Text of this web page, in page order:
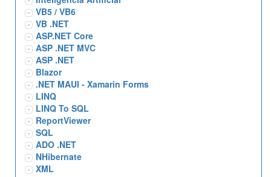
VB5 / VB6
VB .NET
ASP.NET Core
ASP .NET MVC
ASP .NET
Blazor
.NET MAUI - Xamarin Forms
LINQ
LINQ To SQL
ReportViewer
SQL
ADO .NET
NHibernate
XML